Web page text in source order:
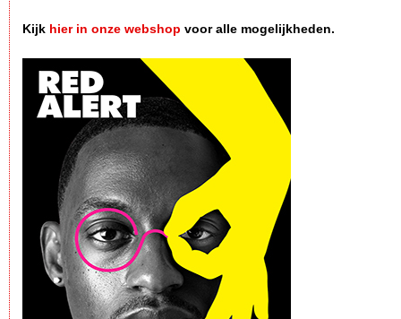
Kijk hier in onze webshop voor alle mogelijkheden.